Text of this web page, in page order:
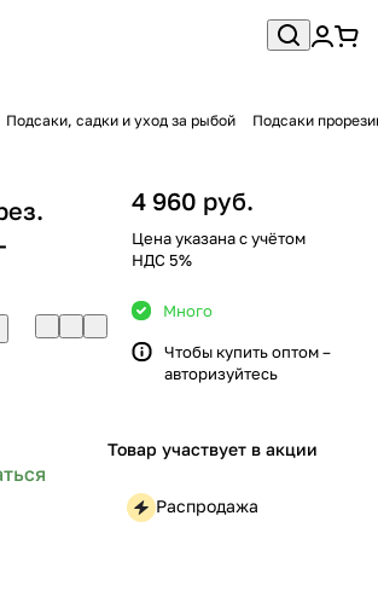
Подсаки, садки и уход за рыбой Подсаки
4 960 руб.
Цена указана с учётом
НДС 5%
Много
Чтобы купить оптом –
авторизуйтесь
Товар участвует в акции
Распродажа